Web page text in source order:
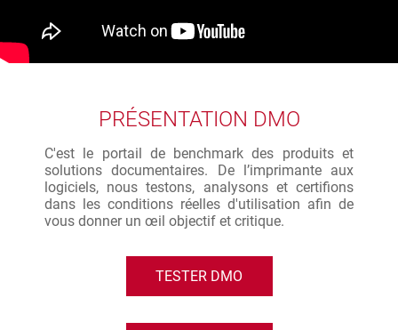
PRÉSENTATION DMO
C'est le portail de benchmark des produits et
solutions documentaires. De l’imprimante aux
logiciels, nous testons, analysons et certifions
dans les conditions réelles d'utilisation afin de
vous donner un œil objectif et critique.
TESTER DMO